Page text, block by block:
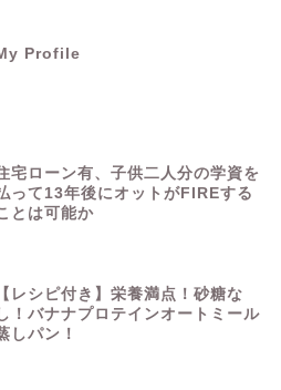
Profile
宅ローン有、子供二人分の学資を
って13年後にオットがFIREする
とは可能か
【レシピ付き】栄養満点！砂糖な
！バナナプロテインオートミール
しパン！